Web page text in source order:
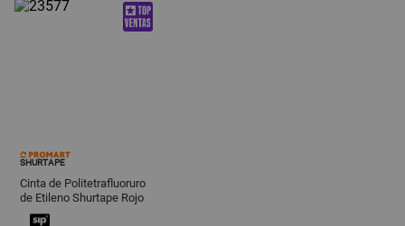
SHURTAPE
Cinta de Politetrafluoruro
de Etileno Shurtape Rojo
19mmx10 Yd